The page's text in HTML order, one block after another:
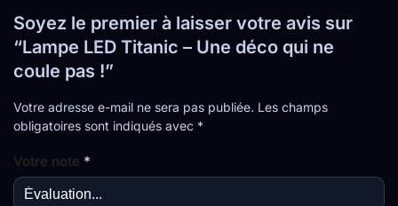
Soyez le premier à laisser votre avis sur
“Lampe LED Titanic – Une déco qui ne
coule pas !”
Votre adresse e-mail ne sera pas publiée. Les champs
obligatoires sont indiqués avec *
Votre note *